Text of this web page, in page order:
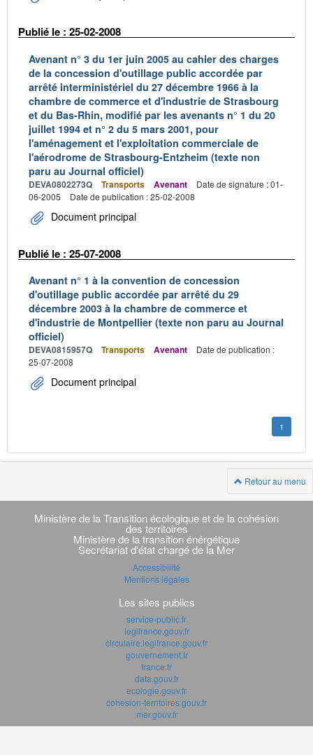
Publié le : 25-02-2008
Avenant n° 3 du 1er juin 2005 au cahier des charges
de la concession d'outillage public accordée par
arrêté interministériel du 27 décembre 1966 à la
chambre de commerce et d'industrie de Strasbourg
et du Bas-Rhin, modifié par les avenants n° 1 du 20
juillet 1994 et n° 2 du 5 mars 2001, pour
l'aménagement et l'exploitation commerciale de
l'aérodrome de Strasbourg-Entzheim (texte non
paru au Journal officiel)
DEVA0802273Q Transports Avenant
Date de signature : 01-
06-2005
Date de publication : 25-02-2008
Document principal
Publié le : 25-07-2008
Avenant n° 1 à la convention de concession
d'outillage public accordée par arrêté du 29
décembre 2003 à la chambre de commerce et
d'industrie de Montpellier (texte non paru au Journal
officiel)
DEVA0815957Q Transports Avenant
Date de publication :
25-07-2008
Document principal
1
Retour au menu
Navigation
transverse
Ministère de la Transition écologique et de la cohésion
des territoires
Ministère de la transition énérgétique
Secrétariat d'état chargé de la Mer
Accessibilité
Mentions légales
Les sites publics
service-public.fr
legifrance.gouv.fr
circulaire.legifrance.gouv.fr
gouvernement.fr
france.fr
data.gouv.fr
ecologie.gouv.fr
cohesion-territoires.gouv.fr
mer.gouv.fr